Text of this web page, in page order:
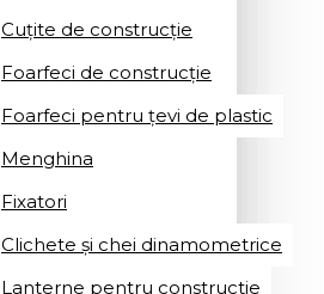
Cuțite de construcție
Foarfeci de construcție
Foarfeci pentru țevi de plastic
Menghina
Fixatori
Clichete și chei dinamometrice
Lanterne pentru constructie